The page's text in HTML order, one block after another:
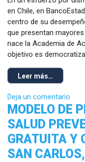
en Chile, en
centro de su
que presentan
nace la Academia de
objetivo es
Leer más…
Deja un comentario
MODELO DE
SALUD
GRATUITA Y
SAN